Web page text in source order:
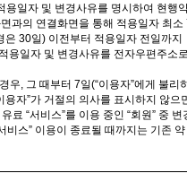
용일자 및 변경사유를 명시하여 현행
과의 연결화면을 통해 적용일자 최소
은 30일) 이전부터 적용일자 전일까지
적용일자 및 변경사유를 전자우편주소
우
그 때부터 7일(“이용자”에게 불리
용자”가 거절의 의사를 표시하지 않으
유료 “서비스”를 이용 중인 “회원” 중 변
비스” 이용이 종료될 때까지는 기존 약